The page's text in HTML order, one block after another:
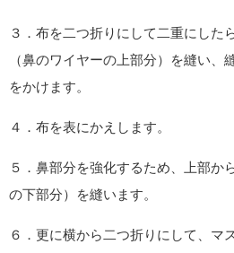
３．布を二つ折りにして二重にした
（鼻のワイヤーの上部分）を縫い、
をかけます。
４．布を表にかえします。
５．鼻部分を強化するため、上部か
の下部分）を縫います。
６．更に横から二つ折りにして、マ